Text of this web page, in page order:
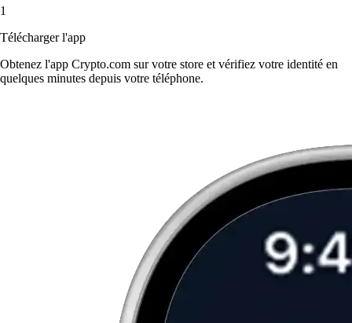
1
Télécharger l'app
Obtenez l'app Crypto.com sur votre store et vérifiez votre identité en
quelques minutes depuis votre téléphone.